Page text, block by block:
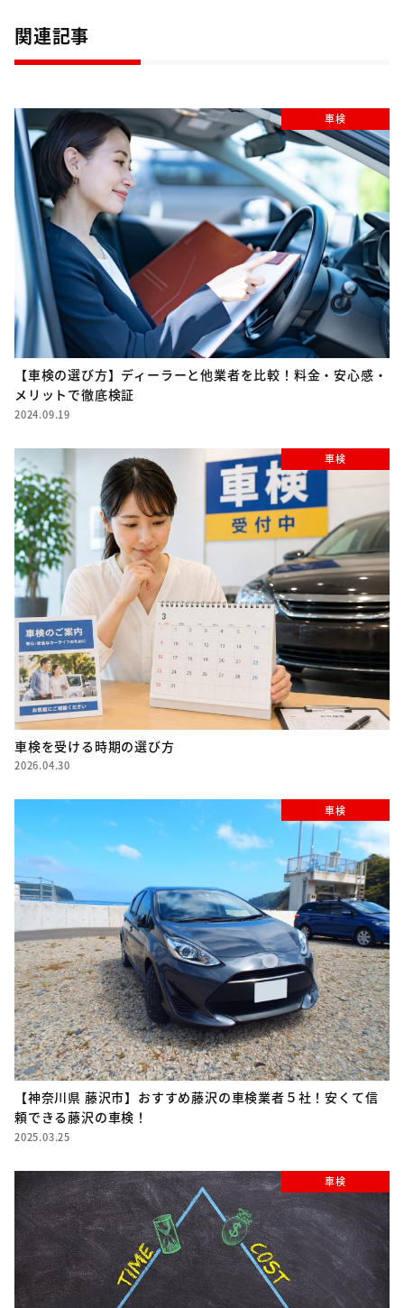
関連記事
車検
【車検の選び方】ディーラーと他業者を比較！料金・安心感・
メリットで徹底検証
2024.09.19
車検
車検を受ける時期の選び方
2026.04.30
車検
【神奈川県 藤沢市】おすすめ藤沢の車検業者５社！安くて信
頼できる藤沢の車検！
2025.03.25
車検